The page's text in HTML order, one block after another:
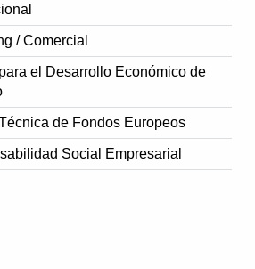
/ Comercial
el Desarrollo Económico de
de Fondos Europeos
Social Empresarial